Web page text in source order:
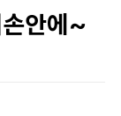
안에~